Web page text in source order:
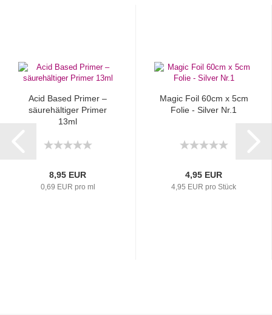
Acid Based Primer –
säurehältiger Primer
13ml
8,95 EUR
0,69 EUR pro ml
Magic Foil 60cm x 5cm
Folie - Silver Nr.1
4,95 EUR
4,95 EUR pro Stück